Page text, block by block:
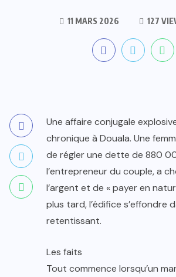
11 MARS 2026 127
Une affaire conjugale
chronique à Douala. Une
de régler une dette de 880
l’entrepreneur du couple, a
l’argent et de « payer en
plus tard, l’édifice s’effondre
retentissant.
Les faits
Tout commence lorsqu’un